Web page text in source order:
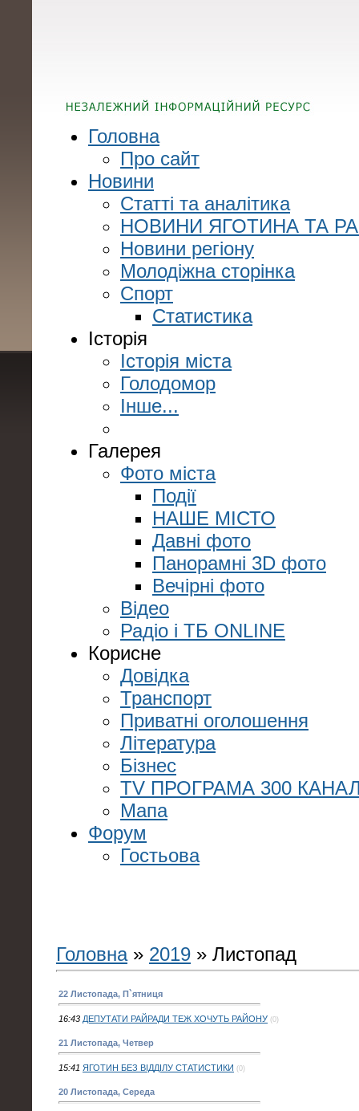
Головна
Про сайт
Новини
Статті та аналітика
НОВИНИ ЯГОТИНА ТА
Новини регіону
Молодіжна сторінка
Спорт
Статистика
Історія
Історія міста
Голодомор
Інше...
Галерея
Фото міста
Події
НАШЕ МІСТО
Давні фото
Панорамні 3D фото
Вечірні фото
Відео
Радіо і ТБ ONLINE
Корисне
Довідка
Транспорт
Приватні оголошення
Література
Бізнес
TV ПРОГРАМА 300
Мапа
Форум
Гостьова
Головна» 2019 » Листопад
22 Листопада, П`ятниця
16:43 ДЕПУТАТИ РАЙРАДИ ТЕЖ ХОЧУТЬ РАЙОНУ (0)
21 Листопада, Четвер
15:41 ЯГОТИН БЕЗ ВІДДІЛУ СТАТИСТИКИ (0)
20 Листопада, Середа